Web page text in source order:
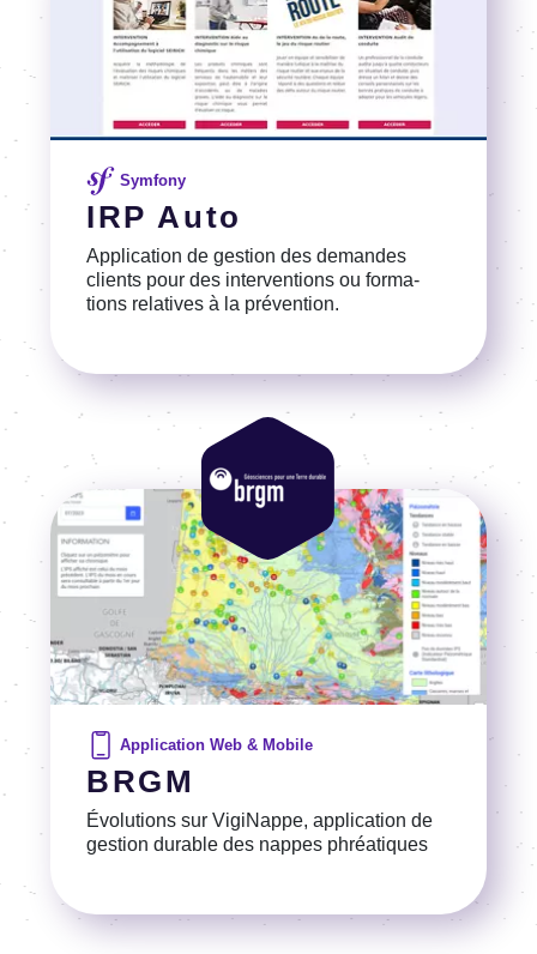
IRP Auto
Appli­ca­tion de gestion des demandes
clients pour des inter­ven­tions ou forma­
tions rela­tives à la préven­tion.
Symfony
Voir la référence
BRGM
Évolutions sur VigiNappe, application de
gestion durable des nappes phréatiques
Application Web & Mobile
Voir la référence
Image
Image